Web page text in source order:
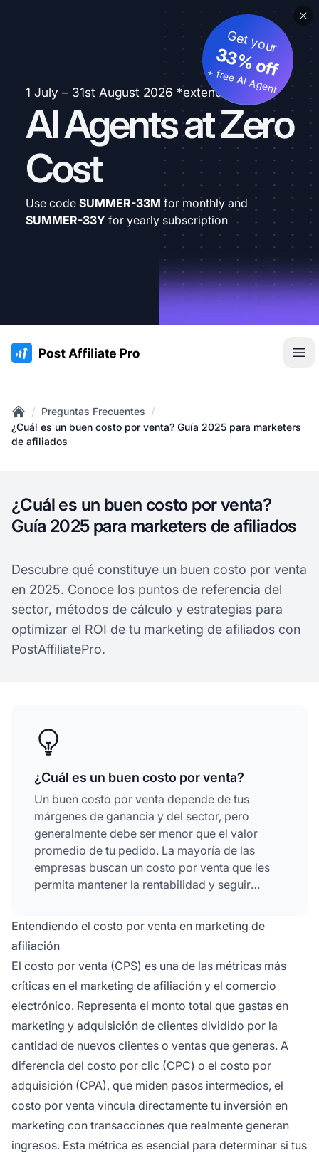
1 July – 31st August 2026 *extended
AI Agents at Zero
Cost
Get your
33% off
+ free AI Agent
Use code SUMMER-33M for monthly and
SUMMER-33Y for yearly subscription
:site.title
Home
/ Preguntas Frecuentes /
¿Cuál es un buen costo por venta? Guía 2025 para marketers
de afiliados
¿Cuál es un buen costo por venta?
Guía 2025 para marketers de afiliados
Descubre qué constituye un buen costo por venta
en 2025. Conoce los puntos de referencia del
sector, métodos de cálculo y estrategias para
optimizar el ROI de tu marketing de afiliados con
PostAffiliatePro.
¿Cuál es un buen costo por venta?
Un buen costo por venta depende de tus
márgenes de ganancia y del sector, pero
generalmente debe ser menor que el valor
promedio de tu pedido. La mayoría de las
empresas buscan un costo por venta que les
permita mantener la rentabilidad y seguir
que tu costo por venta no supere tu margen de
beneficio bruto.
Entendiendo el costo por venta en marketing de
afiliación
El costo por venta (CPS) es una de las métricas más
críticas en el marketing de afiliación y el comercio
electrónico. Representa el monto total que gastas en
marketing y adquisición de clientes dividido por la
cantidad de nuevos clientes o ventas que generas. A
diferencia del costo por clic (CPC) o el costo por
adquisición (CPA), que miden pasos intermedios, el
costo por venta vincula directamente tu inversión en
marketing con transacciones que realmente generan
ingresos. Esta métrica es esencial para determinar si tus